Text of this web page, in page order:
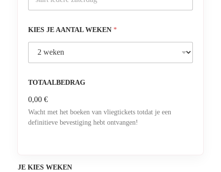
KIES JE AANTAL WEKEN *
TOTAALBEDRAG
0,00 €
Wacht met het boeken van vliegtickets totdat je een
definitieve bevestiging hebt ontvangen!
JE KIES WEKEN